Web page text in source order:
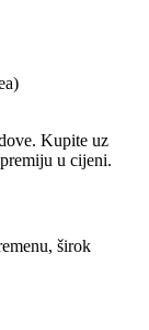
Kupite uz
u cijeni.
širok